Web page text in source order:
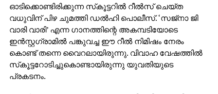
ഓടിക്കൊണ്ടിരിക്കുന്ന സ്‌കൂട്ടറിൽ റീൽസ് ചെയ്ത
വധുവിന് പിഴ ചുമത്തി ഡൽഹി പൊലീസ്. ‘സജ്‌നാ ജി
വാരി വാരി’ എന്ന ഗാനത്തിന്റെ അകമ്പടിയോടെ
ഇൻസ്റ്റഗ്രാമിൽ പങ്കുവച്ച ഈ റീൽ നിമിഷം നേരം
കൊണ്ട് തന്നെ വൈറലായിരുന്നു. വിവാഹ വേഷത്തിൽ
സ്‌കൂട്ടറോടിച്ചുകൊണ്ടായിരുന്നു യുവതിയുടെ
പ്രകടനം.